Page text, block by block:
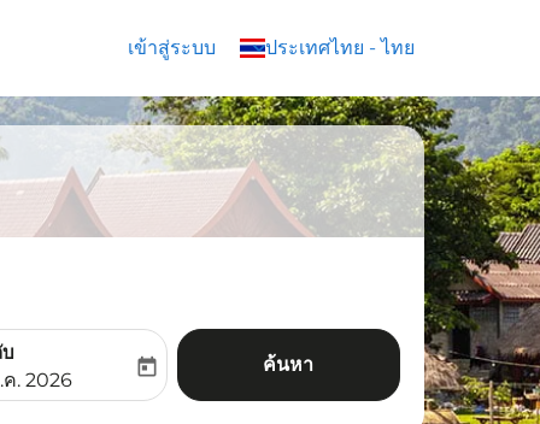
เข้าสู่ระบบ ประเทศไทย - ไทย
keyboard_arrow_down
labelreturn-date-aria-label
ค. 2026
today ค้นหา